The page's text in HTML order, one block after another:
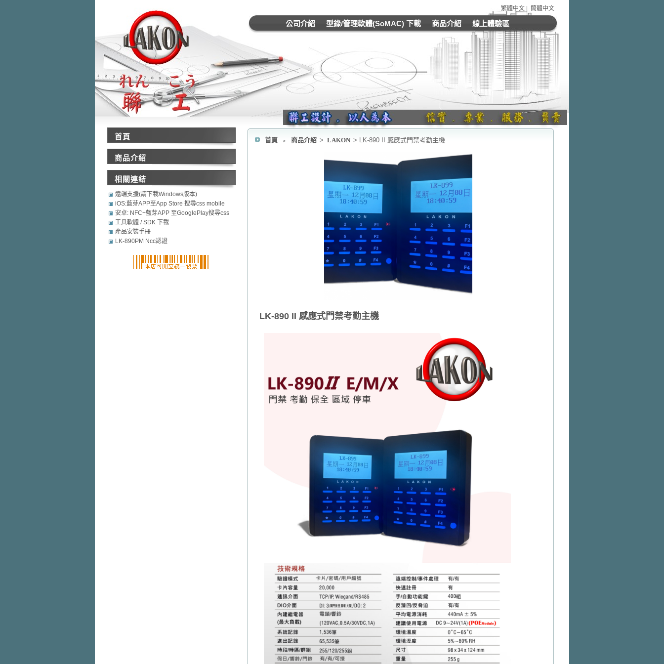
繁體中文 簡體中文
公司介紹 型錄/管理軟體(SoMAC) 下載 商品介紹 線上體驗區
首頁 ﹥ 商品介紹 > LAKON > LK-890 II 感應式門禁考勤主機
LK-890 II 感應式門禁考勤主機
首頁
商品介紹
相關連結
遠端支援(請下載Windows版本)
iOS:藍芽APP至App Store 搜尋css mobile
security
安卓: NFC+藍芽APP 至GooglePlay搜尋css
mobile security
工具軟體 / SDK 下載
產品安裝手冊
LK-890PM Ncc認證